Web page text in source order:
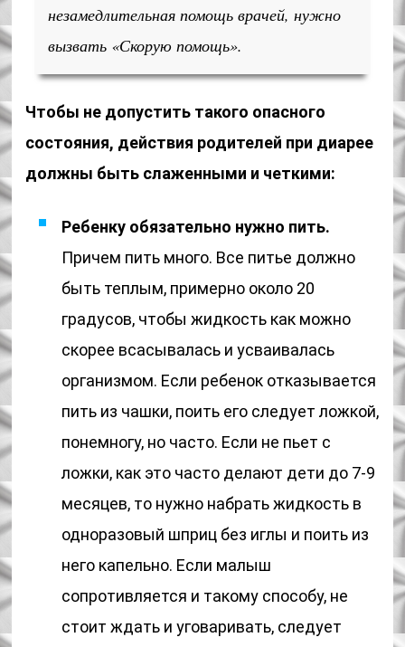
незамедлительная помощь врачей, нужно
вызвать «Скорую помощь».
Чтобы не допустить такого опасного
состояния, действия родителей при диарее
должны быть слаженными и четкими:
Ребенку обязательно нужно пить.
Причем пить много. Все питье должно
быть теплым, примерно около 20
градусов, чтобы жидкость как можно
скорее всасывалась и усваивалась
организмом. Если ребенок отказывается
пить из чашки, поить его следует ложкой,
понемногу, но часто. Если не пьет с
ложки, как это часто делают дети до 7-9
месяцев, то нужно набрать жидкость в
одноразовый шприц без иглы и поить из
него капельно. Если малыш
сопротивляется и такому способу, не
стоит ждать и уговаривать, следует